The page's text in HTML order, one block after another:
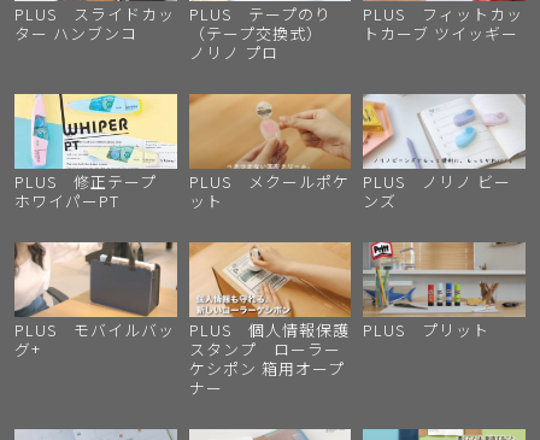
PLUS スライドカッ
ター ハンブンコ
PLUS テープのり
（テープ交換式）
ノリノ プロ
PLUS フィットカッ
トカーブ ツイッギー
PLUS 修正テープ
ホワイパーPT
PLUS メクールポケ
ット
PLUS ノリノ ビー
ンズ
PLUS モバイルバッ
グ+
PLUS 個人情報保護
スタンプ ローラー
ケシポン 箱用オープ
ナー
PLUS プリット